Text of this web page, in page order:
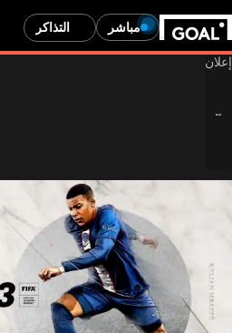
مباشر التذاكر